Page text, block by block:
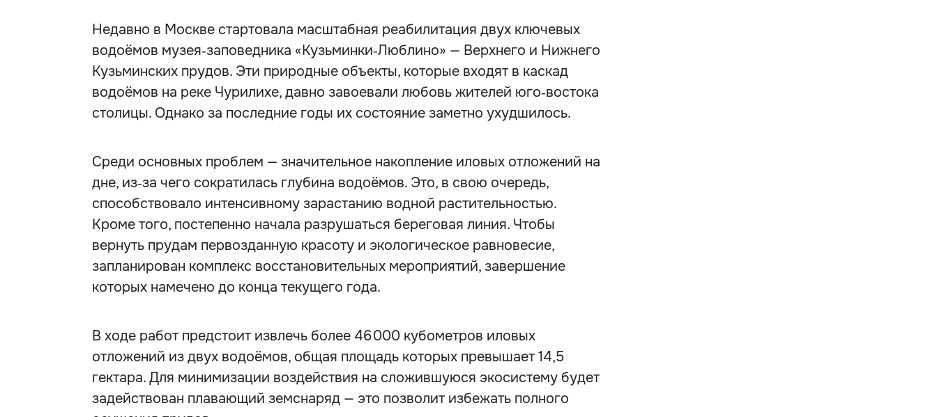
Недавно в Москве стартовала масштабная реабилитация двух ключевых
водоёмов музея‑заповедника «Кузьминки‑Люблино» — Верхнего и Нижнего
Кузьминских прудов. Эти природные объекты, которые входят в каскад
водоёмов на реке Чурилихе, давно завоевали любовь жителей юго‑востока
столицы. Однако за последние годы их состояние заметно ухудшилось.
Среди основных проблем — значительное накопление иловых отложений на
дне, из‑за чего сократилась глубина водоёмов. Это, в свою очередь,
способствовало интенсивному зарастанию водной растительностью.
Кроме того, постепенно начала разрушаться береговая линия. Чтобы
вернуть прудам первозданную красоту и экологическое равновесие,
запланирован комплекс восстановительных мероприятий, завершение
которых намечено до конца текущего года.
В ходе работ предстоит извлечь более 46 000 кубометров иловых
отложений из двух водоёмов, общая площадь которых превышает 14,5
гектара. Для минимизации воздействия на сложившуюся экосистему будет
задействован плавающий земснаряд — это позволит избежать полного